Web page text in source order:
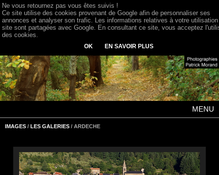
MENU
IMAGES / LES GALERIES / ARDECHE
Ne vous retournez pas vous êtes suivis !
Ce site utilise des cookies provenant de Google afin de personnaliser ses
annonces et analyser son trafic. Les informations relatives à votre
site sont partagées avec Google. En consultant ce site, vous acceptez
des cookies.
OK EN SAVOIR PLUS